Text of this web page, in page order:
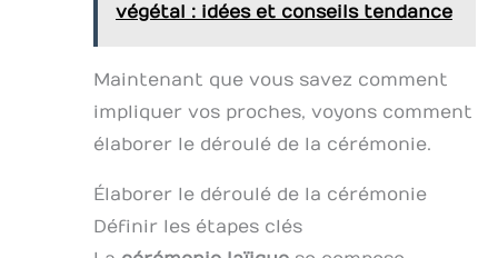
végétal : idées et conseils tendance
Maintenant que vous savez comment
impliquer vos proches, voyons comment
élaborer le déroulé de la cérémonie.
Élaborer le déroulé de la cérémonie
Définir les étapes clés